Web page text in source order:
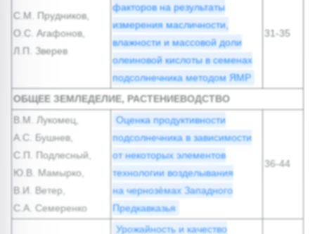
С.М. Прудников,
О.С. Агафонов,
Л.П. Зверев
факторов на результаты
измерения масличности,
влажности и массовой доли
олеиновой кислоты в семенах
подсолнечника методом ЯМР
31-35
ОБЩЕЕ ЗЕМЛЕДЕЛИЕ, РАСТЕНИЕВОДСТВО
В.М. Лукомец,
А.С. Бушнев,
С.П. Подлесный,
Ю.В. Мамырко,
В.И. Ветер,
С.А. Семеренко
Оценка продуктивности
подсолнечника в зависимости
от некоторых элементов
технологии возделывания
на чернозѐмах Западного
Предкавказья
36-44
Урожайность и качество